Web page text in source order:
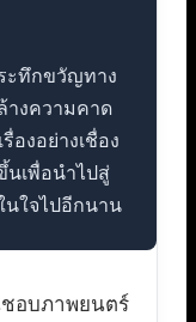
ะทึกขวัญทาง
างความคาด
องอย่างเชื่อง
นเพื่อนำไปสู่
นใจไปอีกนาน
อบภาพยนตร์